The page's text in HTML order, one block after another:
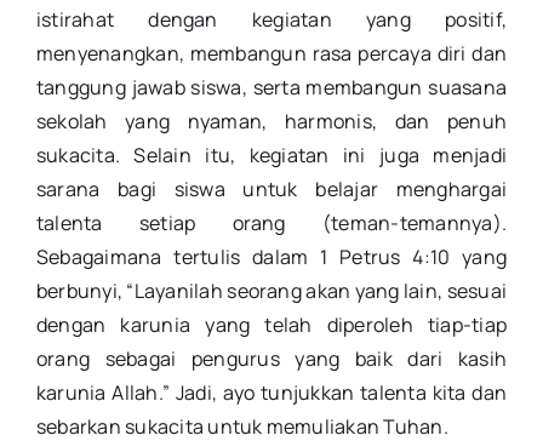
istirahat dengan kegiatan yang positif,
menyenangkan, membangun rasa percaya diri dan
tanggung jawab siswa, serta membangun suasana
sekolah yang nyaman, harmonis, dan penuh
sukacita. Selain itu, kegiatan ini juga menjadi
sarana bagi siswa untuk belajar menghargai
talenta setiap orang (teman-temannya).
Sebagaimana tertulis dalam 1 Petrus 4:10 yang
berbunyi, “Layanilah seorang akan yang lain, sesuai
dengan karunia yang telah diperoleh tiap-tiap
orang sebagai pengurus yang baik dari kasih
karunia Allah.” Jadi, ayo tunjukkan talenta kita dan
sebarkan sukacita untuk memuliakan Tuhan.